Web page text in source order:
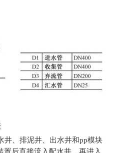
井、排泥井、出水井和pp模块
后直接流入配水井，再进入